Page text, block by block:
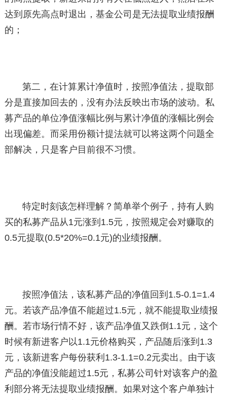
达到原先高点时退出，基金公司是无法提取业绩报酬
的；
第二，在计算累计净值时，按照净值法，提取部
分是直接加回去的，没有办法反映出市场的波动。私
募产品的单位净值涨幅比例与累计净值的涨幅比例会
出现偏差。而采用份额计提法就可以将这两个问题全
部解决，只是客户目前很不习惯。
特定时刻该怎样理解？简单举个例子，持有人购
买的私募产品从1元涨到1.5元，按照规定会对赚取的
0.5元提取(0.5*20%=0.1元)的业绩报酬。
按照净值法，该私募产品的净值回到1.5-0.1=1.4
元。若该产品净值不能超过1.5元，就不能提取业绩报
酬。若市场行情不好，该产品净值又跌倒1.1元，这个
时候有新进客户以1.1元价格购买，产品随后涨到1.3
元，该新进客户每份获利1.3-1.1=0.2元卖出。由于该
产品的净值没能超过1.5元，私募公司针对该客户的盈
利部分将无法提取业绩报酬。如果对这个客户单独计